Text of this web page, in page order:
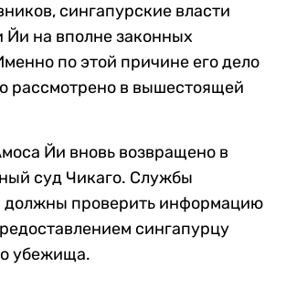
сингапурские власти
Йи на вполне законных
по этой причине его дело
рассмотрено в вышестоящей
Йи вновь возвращено в
суд Чикаго. Службы
должны проверить информацию
сингапурцу
убежища.